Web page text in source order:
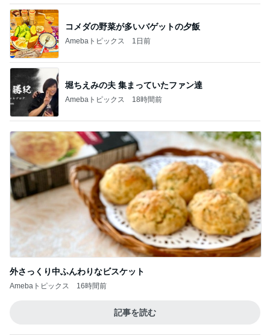
コメダの野菜が多いバゲットの夕飯
Amebaトピックス 1日前
堀ちえみの夫 集まっていたファン達
Amebaトピックス 18時間前
外さっくり中ふんわりなビスケット
Amebaトピックス 16時間前
記事を読む